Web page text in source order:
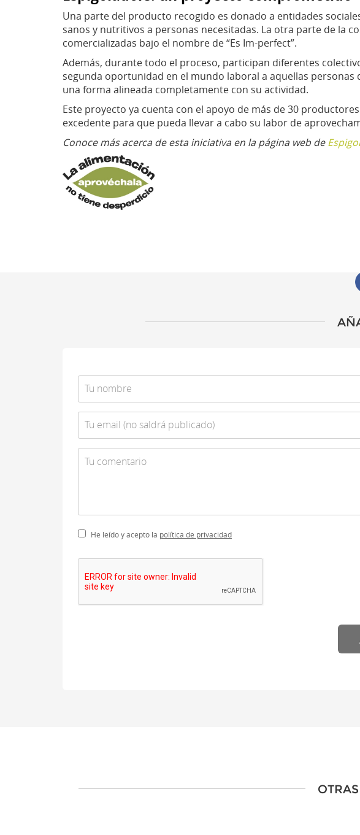
Una parte del producto recogido es donado a entidades
sanos y nutritivos a personas necesitadas. La otra parte de la
comercializadas bajo el nombre de “Es Im-perfect”.
Además, durante todo el proceso, participan diferentes
segunda oportunidad en el mundo laboral a aquellas
una forma alineada completamente con su actividad.
Este proyecto ya cuenta con el apoyo de más de 30
excedente para que pueda llevar a cabo su labor de
Conoce más acerca de esta iniciativa en la página web de
He leído y acepto la política de privacidad